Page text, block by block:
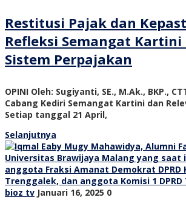
Restitusi Pajak dan
Refleksi Semangat
Sistem Perpajakan
OPINI Oleh: Sugiyanti, SE., M.Ak., BKP.,
Cabang Kediri Semangat Kartini dan
Setiap tanggal 21 April,
Selanjutnya
bioz tv Januari 16, 2025 0